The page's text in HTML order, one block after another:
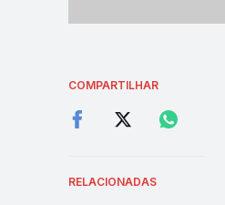
COMPARTILHAR
RELACIONADAS